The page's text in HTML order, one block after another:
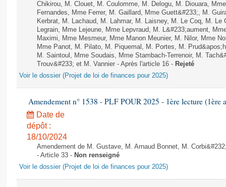
Chikirou, M. Clouet, M. Coulomme, M. Delogu, M. Diouara,
Fernandes, Mme Ferrer, M. Gaillard, Mme Guett&#233;, M.
Kerbrat, M. Lachaud, M. Lahmar, M. Laisney, M. Le Coq, M. Le
Legrain, Mme Lejeune, Mme Lepvraud, M. L&#233;aument,
Maximi, Mme Mesmeur, Mme Manon Meunier, M. Nilor, Mme
Mme Panot, M. Pilato, M. Piquemal, M. Portes, M.
M. Saintoul, Mme Soudais, Mme Stambach-Terrenoir, M.
Trouv&#233; et M. Vannier - Après l'article 16 - Rejeté
Voir le dossier (Projet de loi de finances pour 2025)
Amendement n° 1538 - PLF POUR 2025 - 1ère lecture (1ère
Date de
dépôt :
18/10/2024
Amendement de M. Gustave, M. Arnaud Bonnet, M.
- Article 33 - Non renseigné
Voir le dossier (Projet de loi de finances pour 2025)